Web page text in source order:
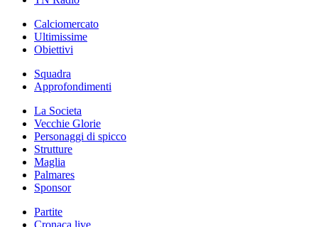
Calciomercato
Ultimissime
Obiettivi
Squadra
Approfondimenti
La Societa
Vecchie Glorie
Personaggi di spicco
Strutture
Maglia
Palmares
Sponsor
Partite